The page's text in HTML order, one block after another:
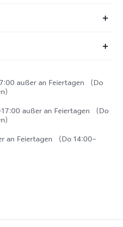
außer an Feiertagen （Do
außer an Feiertagen （Do
an Feiertagen （Do 14:00–